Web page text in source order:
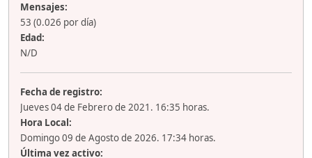
Mensajes:
53 (0.026 por día)
Edad:
N/D
Fecha de registro:
Jueves 04 de Febrero de 2021. 16:35 horas.
Hora Local:
Domingo 09 de Agosto de 2026. 17:34 horas.
Última vez activo: